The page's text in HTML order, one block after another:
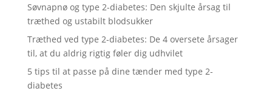
Søvnapnø og type 2-diabetes: Den skjulte årsag til
træthed og ustabilt blodsukker
Træthed ved type 2-diabetes: De 4 oversete årsager
til, at du aldrig rigtig føler dig udhvilet
5 tips til at passe på dine tænder med type 2-
diabetes